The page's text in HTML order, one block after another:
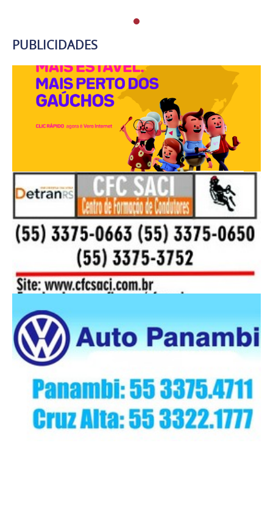
PUBLICIDADES